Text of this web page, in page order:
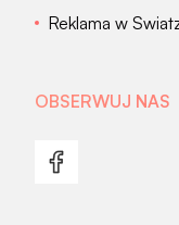
Reklama w
OBSERWUJ NAS